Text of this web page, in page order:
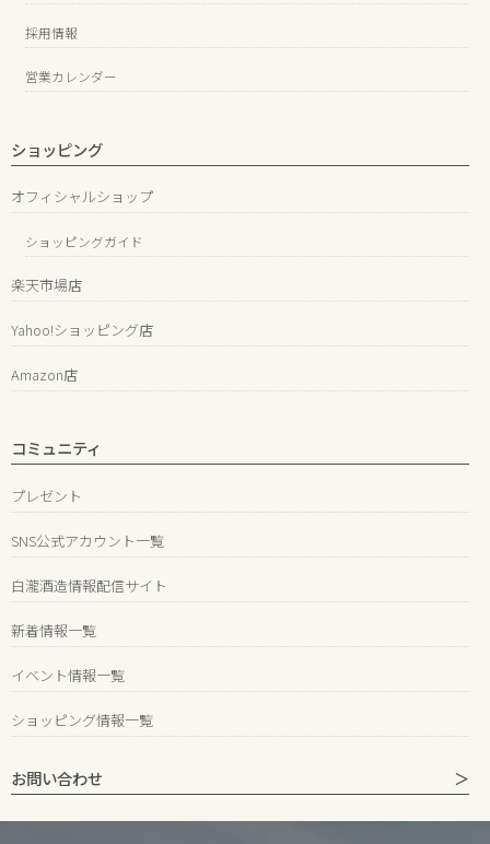
採用情報
営業カレンダー
ショッピング
オフィシャルショップ
ショッピングガイド
楽天市場店
Yahoo!ショッピング店
Amazon店
コミュニティ
プレゼント
SNS公式アカウント一覧
白瀧酒造情報配信サイト
新着情報一覧
イベント情報一覧
ショッピング情報一覧
お問い合わせ